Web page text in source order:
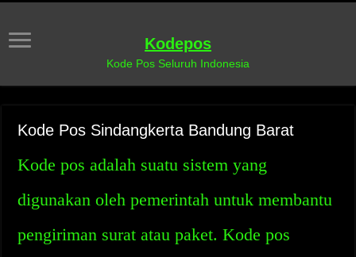
Kodepos
Kode Pos Seluruh Indonesia
Kode Pos Sindangkerta Bandung Barat
Kode pos adalah suatu sistem yang
digunakan oleh pemerintah untuk membantu
pengiriman surat atau paket. Kode pos